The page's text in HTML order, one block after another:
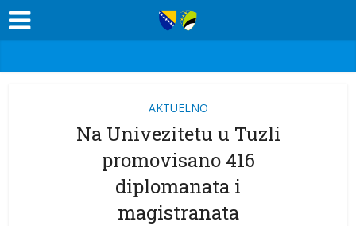
AKTUELNO
Na Univezitetu u Tuzli
promovisano 416
diplomanata i
magistranata